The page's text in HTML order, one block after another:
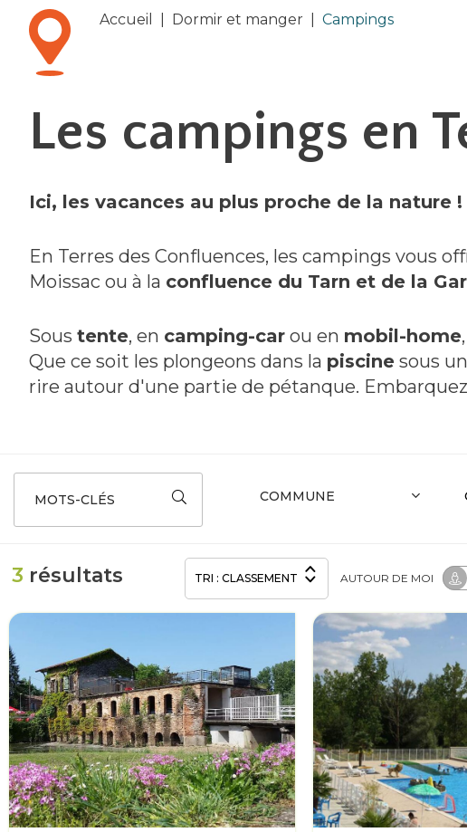
Accueil Dormir et manger Campings
Les campings en
Ici, les vacances au plus proche de la nature !
En Terres des Confluences, les campings vous
Moissac ou à la confluence du Tarn et de la
Sous tente, en camping-car ou en mobil-home
Que ce soit les plongeons dans la piscine sous
rire autour d'une partie de pétanque.
MOTS-CLÉS
3 résultats TRI : CLASSEMENT AUTOUR DE MOI